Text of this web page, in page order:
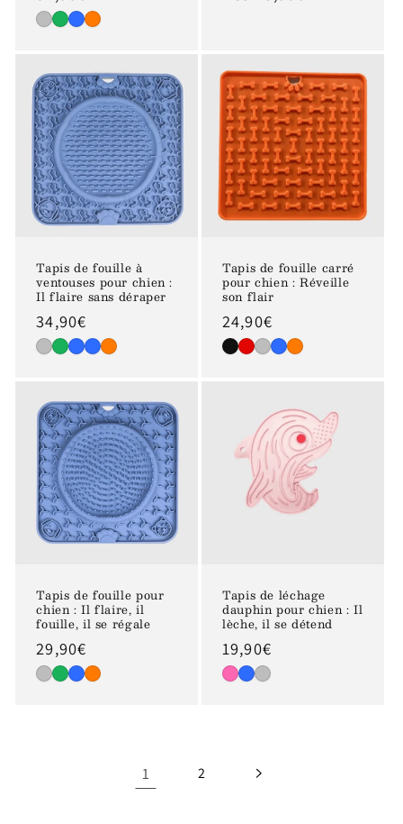
habituel
Tapis de fouille à
ventouses pour chien :
Il flaire sans déraper
Prix
habituel
34,90€
Tapis de fouille carré
pour chien : Réveille
son flair
Prix
habituel
24,90€
Tapis de fouille pour
chien : Il flaire, il
fouille, il se régale
Prix
habituel
29,90€
Tapis de léchage
dauphin pour chien : Il
lèche, il se détend
Prix
habituel
19,90€
1 2